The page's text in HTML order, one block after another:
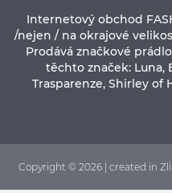
Internetový obchod
/nejen / na okrajové
Prodává značkové
těchto značek: Luna,
Trasparenze, Shirley of
Copyright © 2026 | created in